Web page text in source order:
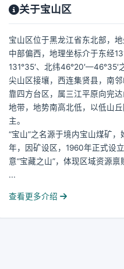
关于宝山区
宝山区位于黑龙江省东北部，
中部偏西，地理坐标介于东经
131°35′、北纬46°20′—46°35′
尖山区接壤，西连集贤县，南
靠四方台区，属三江平原向完
地带，地势南高北低，以低山
主。
“宝山”之名源于境内宝山煤矿，
年，因矿设区，1960年正式设
意“宝藏之山”，体现区域资源禀
...
查看更多介绍